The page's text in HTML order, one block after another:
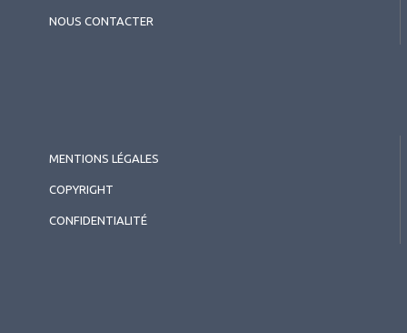
NOUS CONTACTER
MENTIONS LÉGALES
COPYRIGHT
CONFIDENTIALITÉ